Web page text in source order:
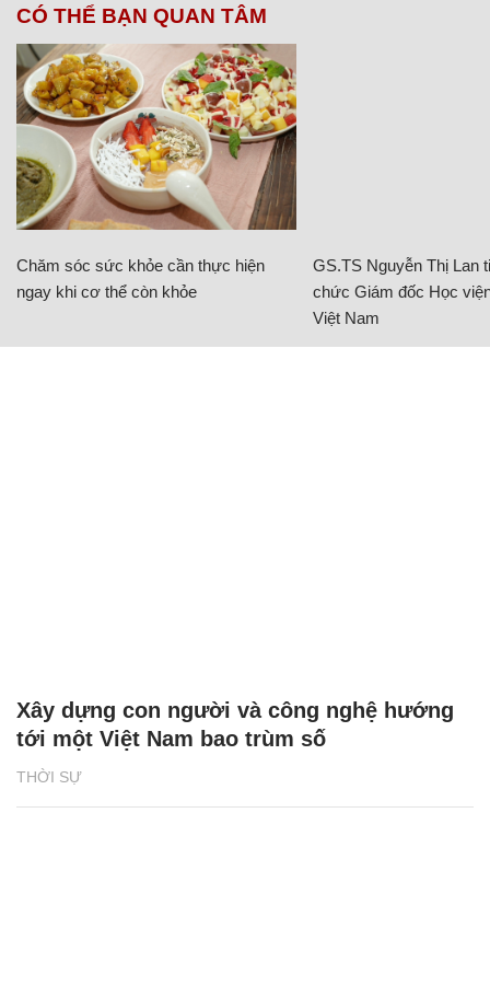
CÓ THỂ BẠN QUAN TÂM
Chăm sóc sức khỏe cần thực hiện
ngay khi cơ thể còn khỏe
GS.TS Nguyễn Thị Lan
chức Giám đốc Học
Việt Nam
THỜI SỰ
Xây dựng con người và công nghệ hướng
tới một Việt Nam bao trùm số